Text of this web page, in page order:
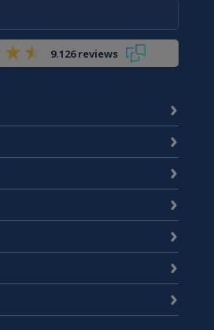
9.126 reviews